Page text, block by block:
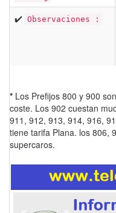
✔️ Observaciones :
* Los Prefijos 800 y 900
coste. Los 902 cuestan
911, 912, 913, 914, 916,
tiene tarifa Plana. los 806,
supercaros.